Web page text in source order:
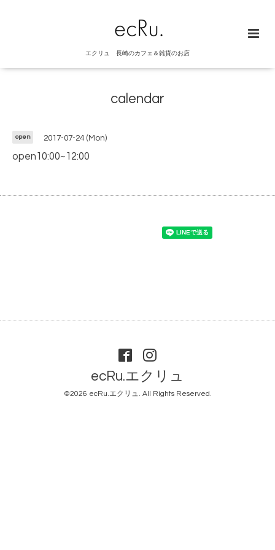
エクリュ 長崎のカフェ＆雑貨のお店
calendar
open 2017-07-24 (Mon)
open10:00~12:00
ecRu.エクリュ
©2026 ecRu.エクリュ. All Rights Reserved.